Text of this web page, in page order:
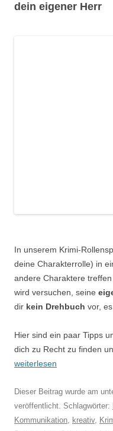
dein eigener Herr
In unserem Krimi-
deine Charakterrolle) in
andere Charaktere
wird versuchen, seine
dir kein Drehbuch vor,
Hier sind ein paar Tipps
dich zu Recht zu finden
weiterlesen
Dieser Beitrag wurde am
veröffentlicht. Schlagwörter:
Kommunikation, kreativ,